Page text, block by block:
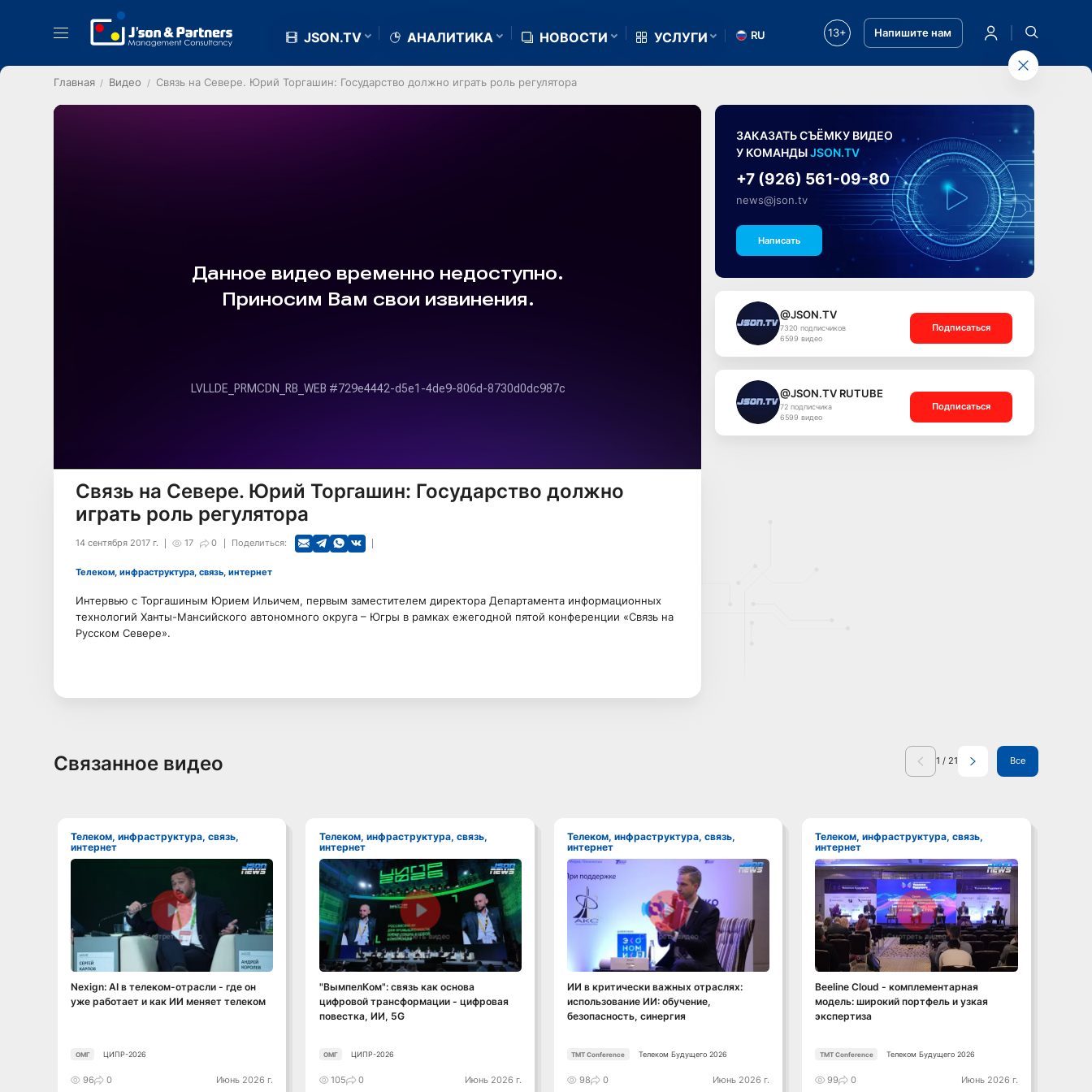
JSON.TV АНАЛИТИКА НОВОСТИ УСЛУГИ RU 13+ Напишите нам
Главная Видео Связь на Севере. Юрий Торгашин: Государство должно играть роль регулятора
Связь на Севере. Юрий Торгашин: Государство должно
играть роль регулятора
17 0
14 сентября 2017 г. Поделиться:
Телеком, инфраструктура, связь, интернет
Интервью с Торгашиным Юрием Ильичем, первым заместителем директора Департамента информационных
технологий Ханты-Мансийского автономного округа – Югры в рамках ежегодной пятой конференции «Связь на
Русском Севере».
ЗАКАЗАТЬ СЪЁМКУ ВИДЕО
У КОМАНДЫJSON.TV
+7 (926) 561-09-80
news@json.tv
Написать
@JSON.TV
7320 подписчиков
6599 видео
Подписаться
@JSON.TV RUTUBE
72 подписчика
6599 видео
Подписаться
Связанное видео 1 / 21 Все
Телеком, инфраструктура, связь,
интернет
Смотреть видео
Nexign: AI в телеком-отрасли - где он
уже работает и как ИИ меняет телеком
ОМГ ЦИПР-2026
96 0 Июнь 2026 г.
Телеком, инфраструктура, связь,
интернет
Смотреть видео
"ВымпелКом": связь как основа
цифровой трансформации - цифровая
повестка, ИИ, 5G
ОМГ ЦИПР-2026
105 0 Июнь 2026 г.
Телеком, инфраструктура, связь,
интернет
Смотреть видео
ИИ в критически важных отраслях:
использование ИИ: обучение,
безопасность, синергия
TMT Conference Телеком Будущего 2026
98 0 Июнь 2026 г.
Телеком, инфраструктура, связь,
интернет
Смотреть видео
Beeline Cloud - комплементарная
модель: широкий портфель и узкая
экспертиза
TMT Conference Телеком Будущего 2026
99 0 Июнь 2026 г.